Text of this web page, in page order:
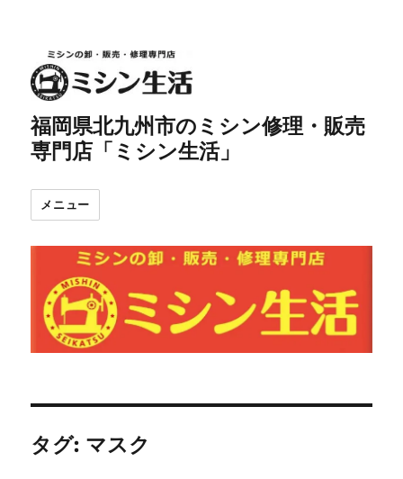
福岡県北九州市のミシン修理・販売
専門店「ミシン生活」
メニュー
タグ: マスク